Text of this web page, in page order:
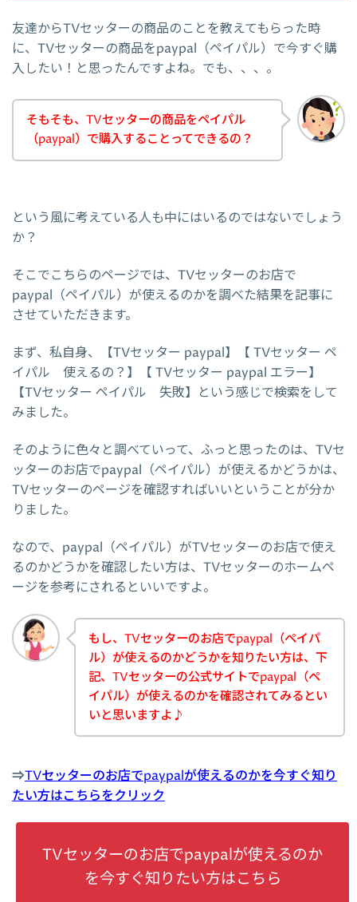
友達からTVセッターの商品のことを教えてもらった時
に、TVセッターの商品をpaypal（ペイパル）で今すぐ購
入したい！と思ったんですよね。でも、、、。
そもそも、TVセッターの商品をペイパル
（paypal）で購入することってできるの？
という風に考えている人も中にはいるのではないでしょう
か？
そこでこちらのページでは、TVセッターのお店で
paypal（ペイパル）が使えるのかを調べた結果を記事に
させていただきます。
まず、私自身、【TVセッター paypal】【 TVセッター ペ
イパル 使えるの？】【 TVセッター paypal エラー】
【TVセッター ペイパル 失敗】という感じで検索をして
みました。
そのように色々と調べていって、ふっと思ったのは、TVセ
ッターのお店でpaypal（ペイパル）が使えるかどうかは、
TVセッターのページを確認すればいいということが分か
りました。
なので、paypal（ペイパル）がTVセッターのお店で使え
るのかどうかを確認したい方は、TVセッターのホームペ
ージを参考にされるといいですよ。
もし、TVセッターのお店でpaypal（ペイパ
ル）が使えるのかどうかを知りたい方は、下
記、TVセッターの公式サイトでpaypal（ペ
イパル）が使えるのかを確認されてみるとい
いと思いますよ♪
⇒TVセッターのお店でpaypalが使えるのかを今すぐ知り
たい方はこちらをクリック
TVセッターのお店でpaypalが使えるのか
を今すぐ知りたい方はこちら